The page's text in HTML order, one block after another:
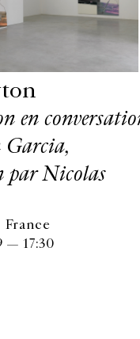
en
Garcia,
par Nicolas
— 17:30